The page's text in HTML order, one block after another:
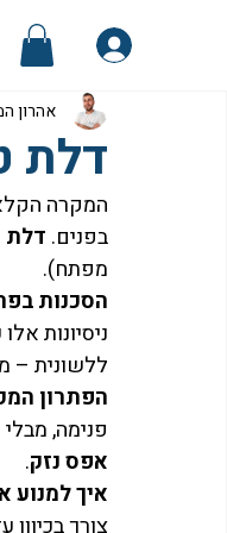
דלת
אהרון
המקרה
בפנים. דלת
מפתח).
הסכנות
ניסיונות
ללשונית –
הפתרון
פנימה,
אפס נזק.
איך למנוע